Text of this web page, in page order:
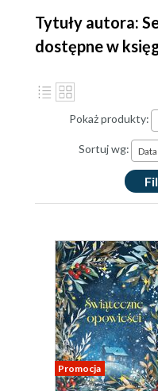
Tytuły autora:
dostępne w
Pokaż produkty:
Sortuj wg:
Promocja